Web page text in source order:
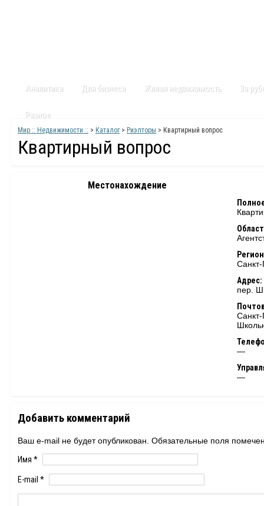
Аналитика Для бизнеса Жилая недвижимость За
Разное
Мир :: Недвижимости :: > Каталог> Риэлторы > Квартирный вопрос
Квартирный вопрос
Местонахождение
Санкт-
Адрес:
пер.
—
—
Добавить комментарий
Ваш e-mail не будет опубликован. Обязательные поля
Имя *
E-mail *